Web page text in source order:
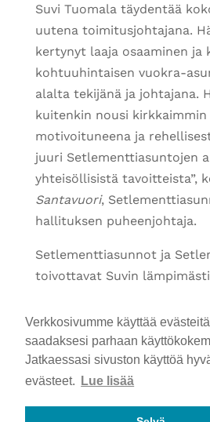
Verkkosivumme käyttää evästeitä
saadaksesi parhaan
Jatkaessasi sivuston käyttöä
evästeet.
Lue lisää
Suvi Tuomala täydentää
uutena toimitusjohtajana.
kertynyt laaja osaaminen ja
kohtuuhintaisen vuokra-
alalta tekijänä ja johtajana.
kuitenkin nousi kirkkaimmin
motivoituneena ja
juuri Setlementtiasuntojen
yhteisöllisistä tavoitteista”,
Santavuori,
hallituksen puheenjohtaja.
Setlementtiasunnot ja
toivottavat Suvin
Lue
toiminnasta